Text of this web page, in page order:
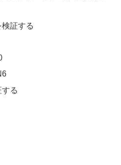
証する
る